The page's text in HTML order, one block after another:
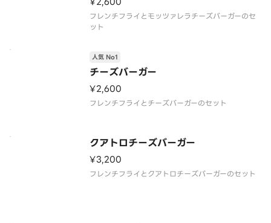
フレンチフライとモッツァレラチーズバーガーのセ
ット
チーズバーガー
人気 No1
¥2,600
フレンチフライとチーズバーガーのセット
クアトロチーズバーガー
¥3,200
フレンチフライとクアトロチーズバーガーのセット